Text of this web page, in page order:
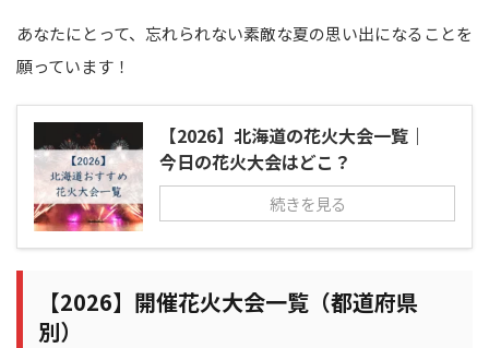
あなたにとって、忘れられない素敵な夏の思い出になることを
願っています！
【2026】北海道の花火大会一覧｜
今日の花火大会はどこ？
続きを見る
【2026】開催花火大会一覧（都道府県
別）